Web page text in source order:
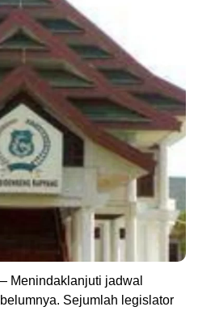
Menindaklanjuti jadwal
Sejumlah legislator